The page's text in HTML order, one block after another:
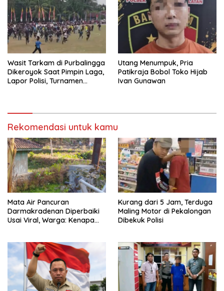
Wasit Tarkam di Purbalingga
Dikeroyok Saat Pimpin Laga,
Lapor Polisi, Turnamen
Utang Menumpuk, Pria
Patikraja Bobol Toko Hijab
Ivan Gunawan
Rekomendasi untuk kamu
Mata Air Pancuran
Darmakradenan Diperbaiki
Usai Viral, Warga: Kenapa
Kurang dari 5 Jam, Terduga
Maling Motor di Pekalongan
Dibekuk Polisi